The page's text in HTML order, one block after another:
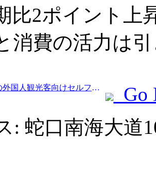
比2ポイント上
消費の活力は
Prev:中国初の外国人観光客向けセルフサービス文化観光消費システムが上海で開始
Go
: 蛇口南海大道